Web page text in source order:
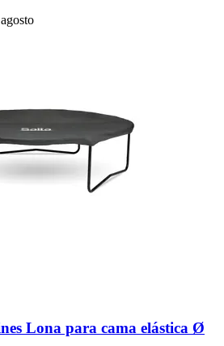
Lona para cama elástica Ø